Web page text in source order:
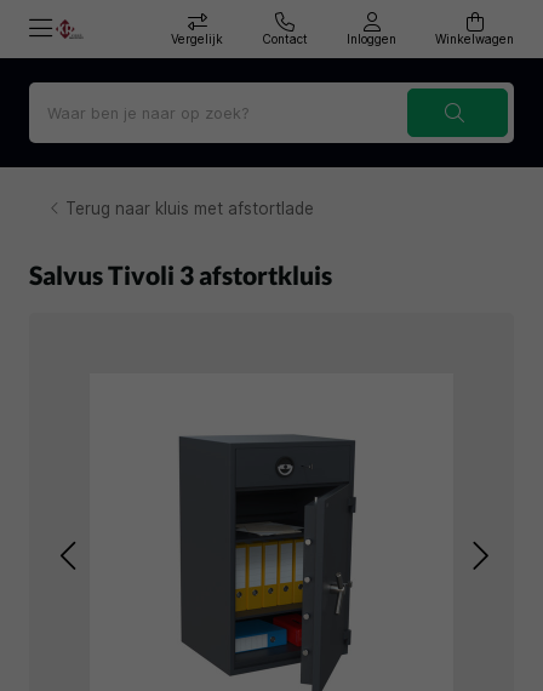
Vergelijk Contact Inloggen Winkelwagen
Terug naar kluis met afstortlade
Salvus Tivoli 3 afstortkluis